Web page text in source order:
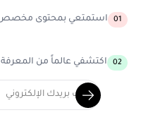
01 استمتعي بمحتوى
02 اكتشفي عالماً من المعرفة